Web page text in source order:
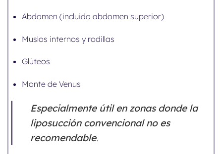
Abdomen (incluido abdomen superior)
Muslos internos y rodillas
Glúteos
Monte de Venus
Especialmente útil en zonas donde la
liposucción convencional no es
recomendable.